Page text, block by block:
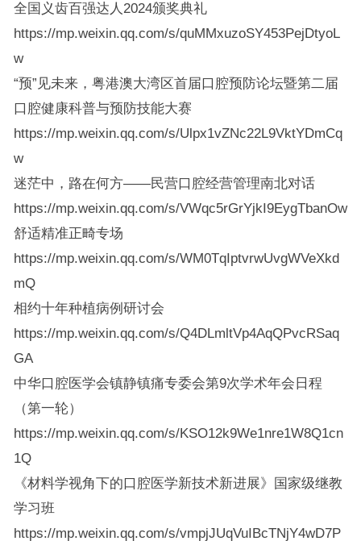
全国义齿百强达人2024颁奖典礼
https://mp.weixin.qq.com/s/quMMxuzoSY453PejDtyoL
w
“预”见未来，粤港澳大湾区首届口腔预防论坛暨第二届
口腔健康科普与预防技能大赛
https://mp.weixin.qq.com/s/Ulpx1vZNc22L9VktYDmCq
w
迷茫中，路在何方——民营口腔经营管理南北对话
https://mp.weixin.qq.com/s/VWqc5rGrYjkI9EygTbanOw
舒适精准正畸专场
https://mp.weixin.qq.com/s/WM0TqIptvrwUvgWVeXkd
mQ
相约十年种植病例研讨会
https://mp.weixin.qq.com/s/Q4DLmltVp4AqQPvcRSaq
GA
中华口腔医学会镇静镇痛专委会第9次学术年会日程
（第一轮）
https://mp.weixin.qq.com/s/KSO12k9We1nre1W8Q1cn
1Q
《材料学视角下的口腔医学新技术新进展》国家级继教
学习班
https://mp.weixin.qq.com/s/vmpjJUqVuIBcTNjY4wD7P